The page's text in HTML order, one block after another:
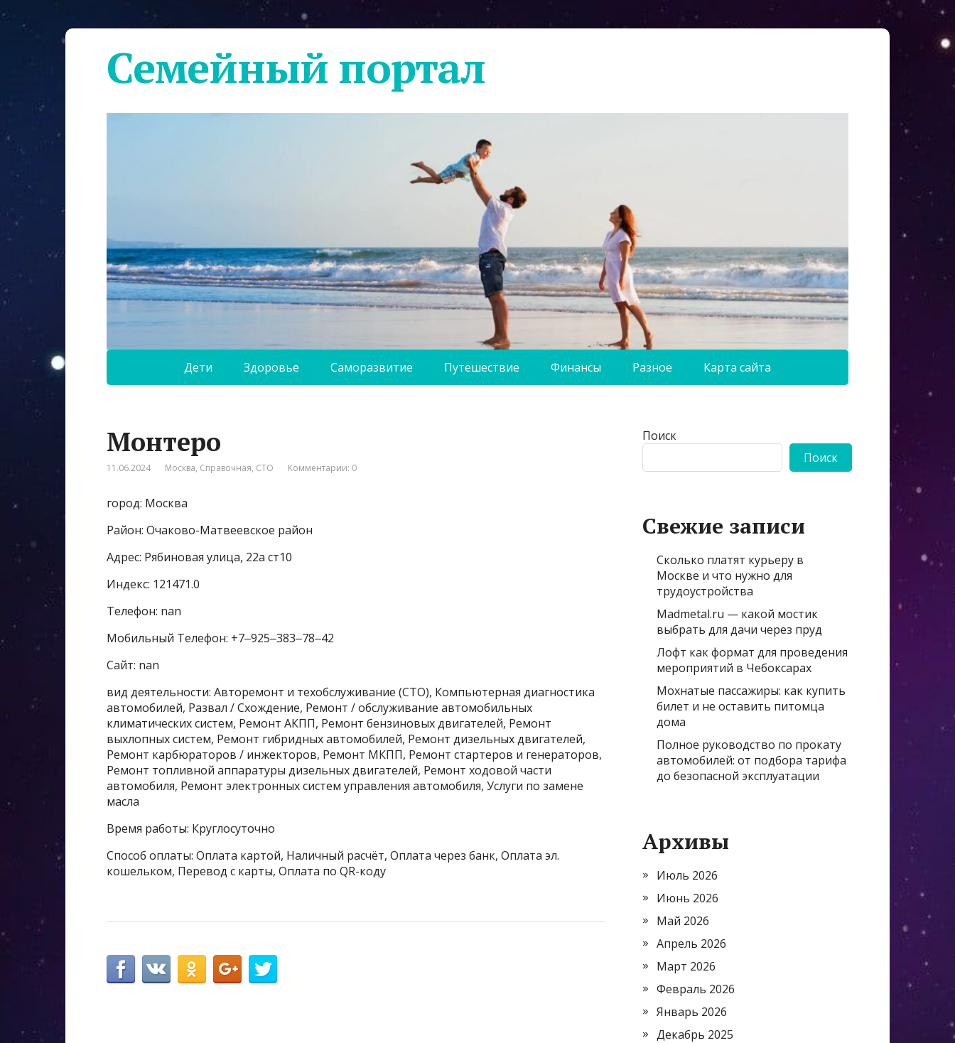
Семейный портал
Дети Здоровье Саморазвитие Путешествие Финансы Разное Карта сайта
Монтеро
11.06.2024 Москва, Справочная, СТО Комментарии: 0
город: Москва
Район: Очаково-Матвеевское район
Адрес: Рябиновая улица, 22а ст10
Индекс: 121471.0
Телефон: nan
Мобильный Телефон: +7‒925‒383‒78‒42
Сайт: nan
вид деятельности: Авторемонт и техобслуживание (СТО), Компьютерная диагностика
автомобилей, Развал / Схождение, Ремонт / обслуживание автомобильных
климатических систем, Ремонт АКПП, Ремонт бензиновых двигателей, Ремонт
выхлопных систем, Ремонт гибридных автомобилей, Ремонт дизельных двигателей,
Ремонт карбюраторов / инжекторов, Ремонт МКПП, Ремонт стартеров и генераторов,
Ремонт топливной аппаратуры дизельных двигателей, Ремонт ходовой части
автомобиля, Ремонт электронных систем управления автомобиля, Услуги по замене
масла
Время работы: Круглосуточно
Способ оплаты: Оплата картой, Наличный расчёт, Оплата через банк, Оплата эл.
кошельком, Перевод с карты, Оплата по QR-коду
Поиск
Поиск
Свежие записи
Сколько платят курьеру в
Москве и что нужно для
трудоустройства
Madmetal.ru — какой мостик
выбрать для дачи через пруд
Лофт как формат для проведения
мероприятий в Чебоксарах
Мохнатые пассажиры: как купить
билет и не оставить питомца
дома
Полное руководство по прокату
автомобилей: от подбора тарифа
до безопасной эксплуатации
Архивы
Июль 2026
Июнь 2026
Май 2026
Апрель 2026
Март 2026
Февраль 2026
Январь 2026
Декабрь 2025